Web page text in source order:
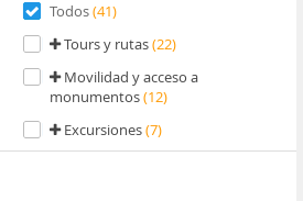
Todos(41)
Tours y rutas(22)
Movilidad y acceso a
monumentos(12)
Excursiones(7)